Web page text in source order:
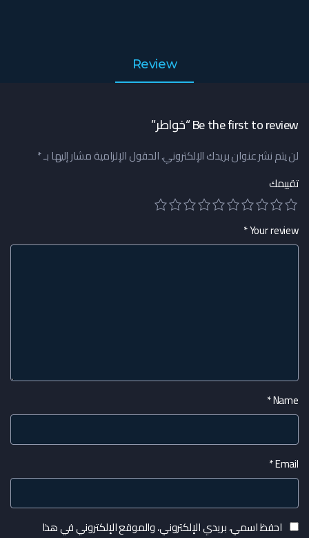
Review
Be the first to review “خواطر”
لن يتم نشر عنوان بريدك الإلكتروني.الحقول الإلزامية مشار إليها بـ*
تقييمك
Your review
*
Name
*
Email
*
احفظ اسمي، بريدي الإلكتروني، والموقع الإلكتروني في هذا